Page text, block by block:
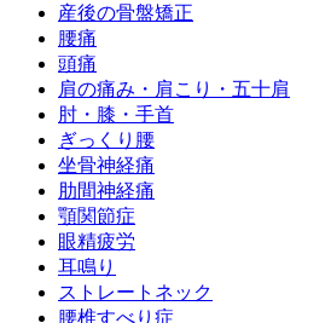
産後の骨盤矯正
腰痛
頭痛
肩の痛み・肩こり・五十肩
肘・膝・手首
ぎっくり腰
坐骨神経痛
肋間神経痛
顎関節症
眼精疲労
耳鳴り
ストレートネック
腰椎すべり症